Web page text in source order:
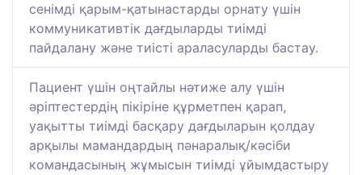
сенімді қарым-қатынастарды орнату үшін
коммуникативтік дағдыларды тиімді
пайдалану және тиісті араласуларды бастау.
Пациент үшін оңтайлы нәтиже алу үшін
әріптестердің пікіріне құрметпен қарап,
уақытты тиімді басқару дағдыларын қолдау
арқылы мамандардың пәнаралық/кәсіби
командасының жұмысын тиімді ұйымдастыру